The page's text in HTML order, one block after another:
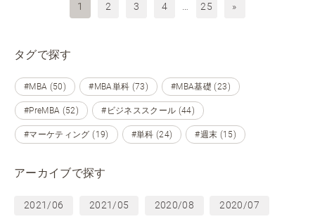
1 2 3 4 … 25 »
タグで探す
#MBA (50) #MBA単科 (73) #MBA基礎 (23)
#PreMBA (52) #ビジネススクール (44)
#マーケティング (19) #単科 (24) #週末 (15)
アーカイブで探す
2021/06 2021/05 2020/08 2020/07